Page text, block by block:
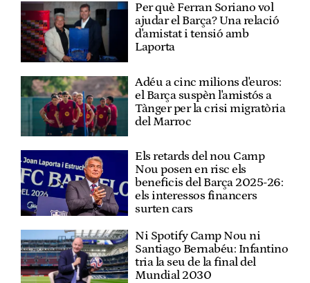
Per què Ferran Soriano vol
ajudar el Barça? Una relació
d'amistat i tensió amb
Laporta
Adéu a cinc milions d'euros:
el Barça suspèn l'amistós a
Tànger per la crisi migratòria
del Marroc
Els retards del nou Camp
Nou posen en risc els
beneficis del Barça 2025-26:
els interessos financers
surten cars
Ni Spotify Camp Nou ni
Santiago Bernabéu: Infantino
tria la seu de la final del
Mundial 2030